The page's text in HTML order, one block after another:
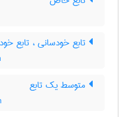
تابع خودسانی ، تابع
متوسط یک تابع